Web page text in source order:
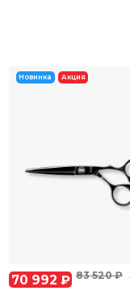
Новинка Акция
70 992 ₽ 83 520 ₽